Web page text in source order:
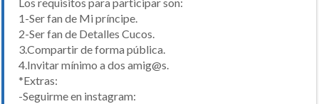
1-Ser fan de Mi príncipe.
2-Ser fan de Detalles Cucos.
3.Compartir de forma pública.
4.Invitar mínimo a dos amig@s.
*Extras:
-Seguirme en instagram: